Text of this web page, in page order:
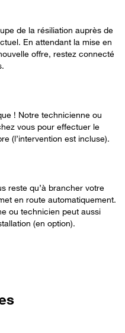
de la résiliation auprès de
En attendant la mise en
offre, restez connecté
! Notre technicienne ou
vous pour effectuer le
(l’intervention est incluse).
reste qu’à brancher votre
en route automatiquement.
ou technicien peut aussi
(en option).